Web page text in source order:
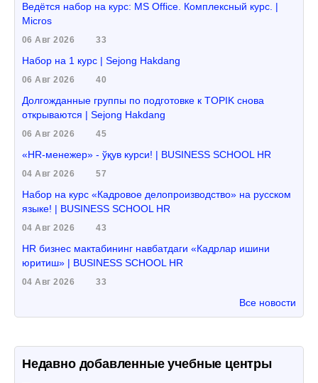
Ведётся набор на курс: MS Office. Комплексный курс. |
Micros
06 Авг 2026 33
Набор на 1 курс | Sejong Hakdang
06 Авг 2026 40
Долгожданные группы по подготовке к TOPIK снова
открываются | Sejong Hakdang
06 Авг 2026 45
«HR-менежер» - ўқув курси! | BUSINESS SCHOOL HR
04 Авг 2026 57
Набор на курс «Кадровое делопроизводство» на русском
языке! | BUSINESS SCHOOL HR
04 Авг 2026 43
HR бизнес мактабининг навбатдаги «Кадрлар ишини
юритиш» | BUSINESS SCHOOL HR
04 Авг 2026 33
Все новости
Недавно добавленные учебные центры